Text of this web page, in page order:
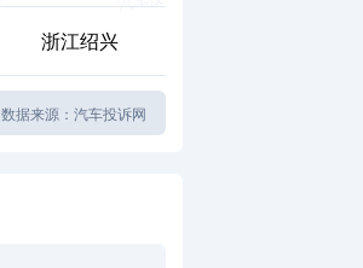
浙江绍兴
数据来源：汽车投诉网